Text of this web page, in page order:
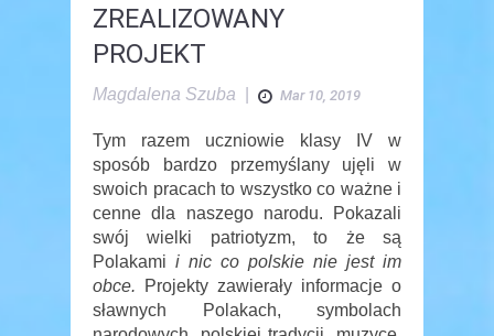
ZREALIZOWANY
PROJEKT
Magdalena Szuba Mar 10, 2019
Tym razem uczniowie klasy IV w
sposób bardzo przemyślany ujęli w
swoich pracach to wszystko co ważne i
cenne dla naszego narodu. Pokazali
swój wielki patriotyzm, to że są
Polakami i nic co polskie nie jest im
obce. Projekty zawierały informacje o
sławnych Polakach, symbolach